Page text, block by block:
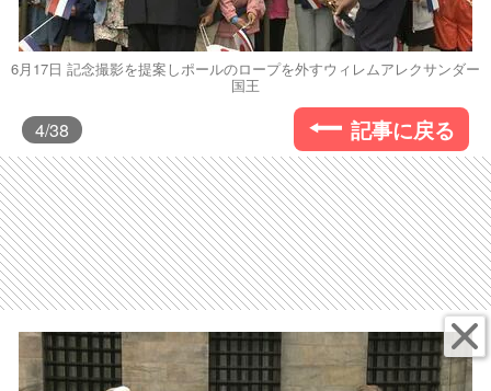
6月17日 記念撮影を提案しポールのロープを外すウィレムアレクサンダー
国王
4/38 記事に戻る